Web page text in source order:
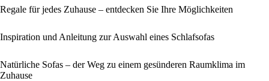
Regale für jedes Zuhause – entdecken Sie Ihre Möglichkeiten
Inspiration und Anleitung zur Auswahl eines Schlafsofas
Natürliche Sofas – der Weg zu einem gesünderen Raumklima im
Zuhause